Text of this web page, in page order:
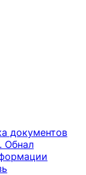
документов
Обнал